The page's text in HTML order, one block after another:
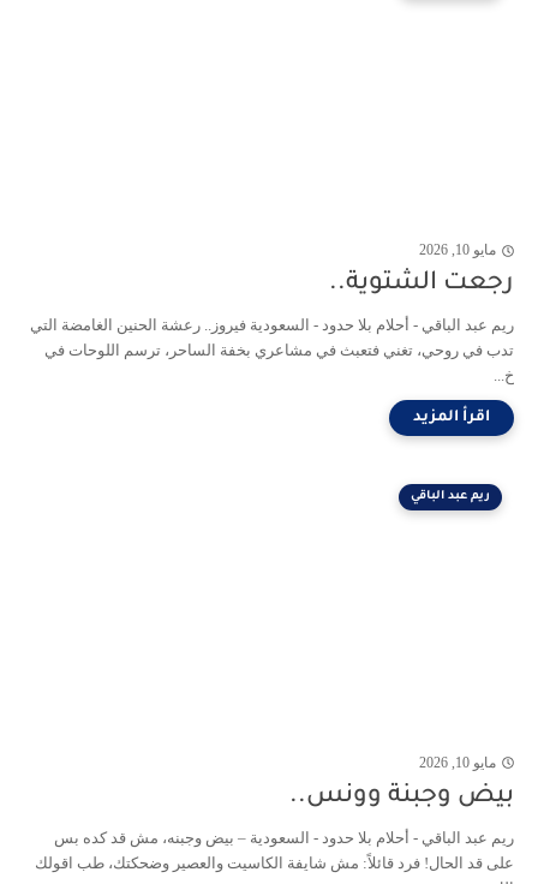
مايو 10, 2026
رجعت الشتوية..
ريم عبد الباقي - أحلام بلا حدود - السعودية فيروز.. رعشة الحنين الغامضة التي
تدب في روحي، تغني فتعبث في مشاعري بخفة الساحر، ترسم اللوحات في
خ...
ريم عبد الباقي
مايو 10, 2026
بيض وجبنة وونس..
ريم عبد الباقي - أحلام بلا حدود - السعودية – بيض وجبنه، مش قد كده بس
على قد الحال! فرد قائلاً: مش شايفة الكاسيت والعصير وضحكتك، طب اقولك